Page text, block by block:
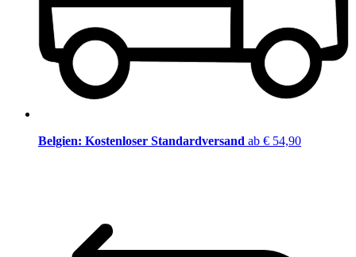
Belgien: Kostenloser Standardversand ab € 54,90